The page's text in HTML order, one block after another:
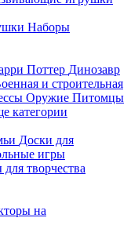
Наборы
Поттер Динозавр
и строительная
Оружие Питомцы
категории
Доски для
игры
творчества
на